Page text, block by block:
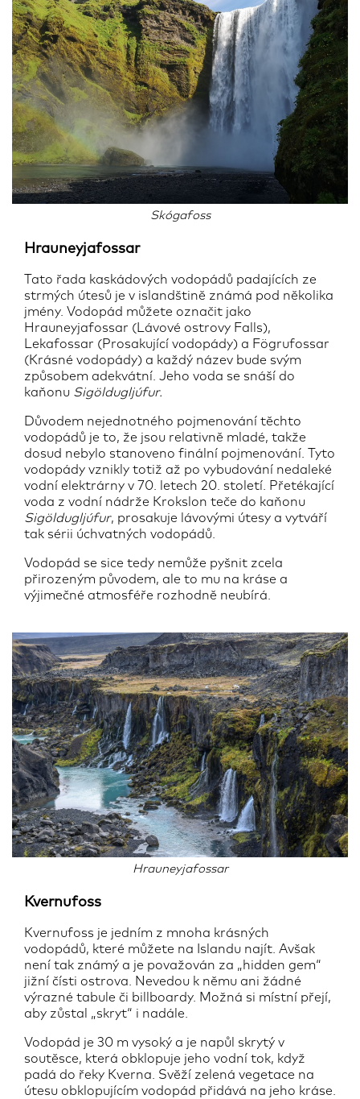
Skógafoss
Hrauneyjafossar
Tato řada kaskádových vodopádů padajících ze
strmých útesů je v islandštině známá pod několika
jmény. Vodopád můžete označit jako
Hrauneyjafossar (Lávové ostrovy Falls),
Lekafossar (Prosakující vodopády) a Fögrufossar
(Krásné vodopády) a každý název bude svým
způsobem adekvátní. Jeho voda se snáší do
kaňonu Sigöldugljúfur.
Důvodem nejednotného pojmenování těchto
vodopádů je to, že jsou relativně mladé, takže
dosud nebylo stanoveno finální pojmenování. Tyto
vodopády vznikly totiž až po vybudování nedaleké
vodní elektrárny v 70. letech 20. století. Přetékající
voda z vodní nádrže Krokslon teče do kaňonu
Sigöldugljúfur, prosakuje lávovými útesy a vytváří
tak sérii úchvatných vodopádů.
Vodopád se sice tedy nemůže pyšnit zcela
přirozeným původem, ale to mu na kráse a
výjimečné atmosféře rozhodně neubírá.
Hrauneyjafossar
Kvernufoss
Kvernufoss je jedním z mnoha krásných
vodopádů, které můžete na Islandu najít. Avšak
není tak známý a je považován za „hidden gem“
jižní čísti ostrova. Nevedou k němu ani žádné
výrazné tabule či billboardy. Možná si místní přejí,
aby zůstal „skryt“ i nadále.
Vodopád je 30 m vysoký a je napůl skrytý v
soutěsce, která obklopuje jeho vodní tok, když
padá do řeky Kverna. Svěží zelená vegetace na
útesu obklopujícím vodopád přidává na jeho kráse.